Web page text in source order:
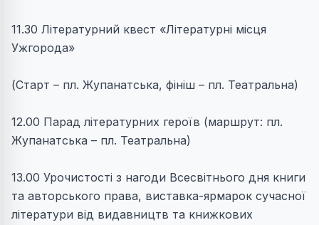
11.30 Літературний квест «Літературні місця
Ужгорода»
(Старт – пл. Жупанатська, фініш – пл. Театральна)
12.00 Парад літературних героїв (маршрут: пл.
Жупанатська – пл. Театральна)
13.00 Урочистості з нагоди Всесвітнього дня книги
та авторського права, виставка-ярмарок сучасної
літератури від видавництв та книжкових